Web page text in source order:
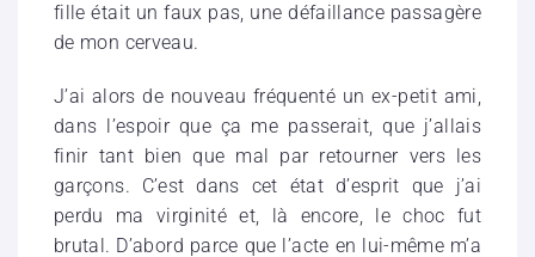
fille était un faux pas, une défaillance passagère
de mon cerveau.
J’ai alors de nouveau fréquenté un ex-petit ami,
dans l’espoir que ça me passerait, que j’allais
finir tant bien que mal par retourner vers les
garçons. C’est dans cet état d’esprit que j’ai
perdu ma virginité et, là encore, le choc fut
brutal. D’abord parce que l’acte en lui-même m’a